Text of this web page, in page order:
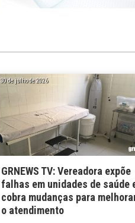
30 de julho de 2026
GRNEWS TV: Vereadora expõe
falhas em unidades de saúde
cobra mudanças para
o atendimento